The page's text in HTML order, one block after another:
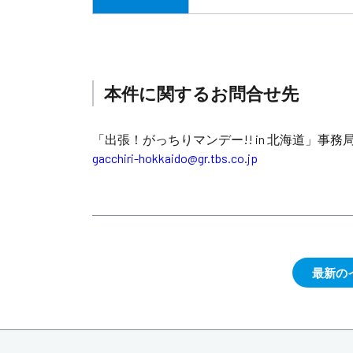
本件に関するお問合せ先
「出張！がっちりマンデー!! in 北海道」事務
gacchiri-hokkaido@gr.tbs.co.jp
最新の